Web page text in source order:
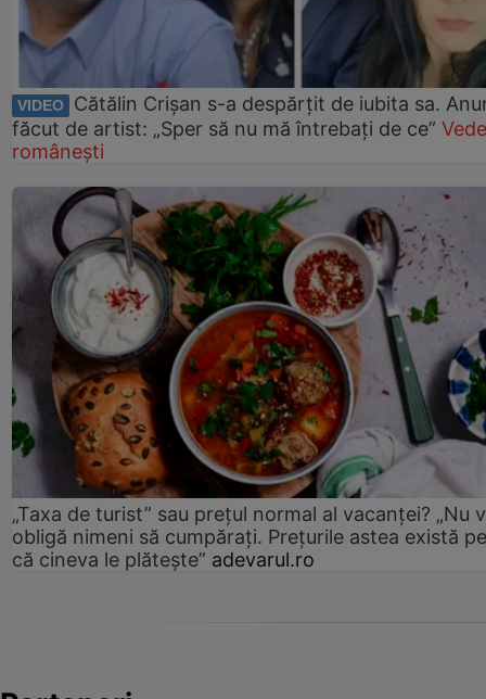
VIDEO
Cătălin Crișan s-a despărțit de iubita sa.
făcut de artist: „Sper să nu mă întrebați de ce”
românești
„Taxa de turist” sau prețul normal al vacanței? „Nu
obligă nimeni să cumpărați. Prețurile astea există
că cineva le plătește” adevarul.ro